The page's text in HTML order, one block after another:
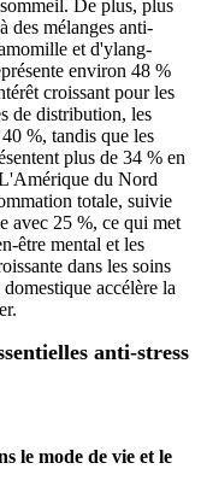
De plus, plus
des mélanges anti-
et d'ylang-
environ 48 %
croissant pour les
de distribution, les
%, tandis que les
plus de 34 % en
du Nord
totale, suivie
avec 25 %, ce qui met
être mental et les
dans les soins
accélère la
anti-stress
le mode de vie et le